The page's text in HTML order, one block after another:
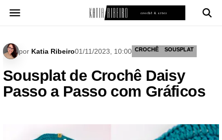
para
por Katia Ribeiro01/11/2023, 10:00 CROCHÊ SOUSPLAT
Sousplat de Crochê Daisy
Passo a Passo com Gráficos